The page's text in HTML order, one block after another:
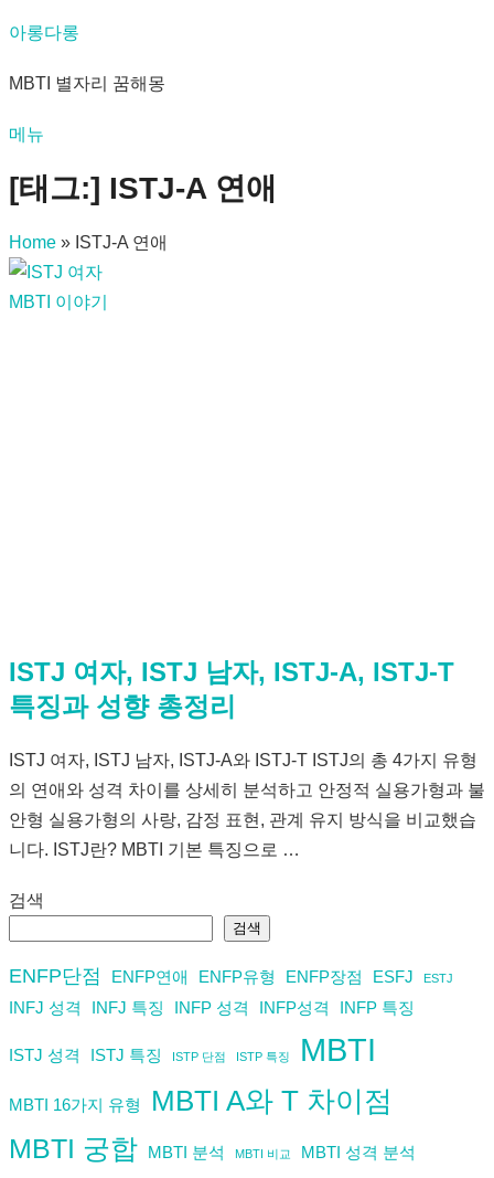
내
으
로
가
기
아롱다롱
MBTI 별자리 꿈해몽
메뉴
[태그:] ISTJ-A 연애
Home » ISTJ-A 연애
MBTI 이야기
ISTJ 여자, ISTJ 남자, ISTJ-A, ISTJ-T
특징과 성향 총정리
ISTJ 여자, ISTJ 남자, ISTJ-A와 ISTJ-T ISTJ의 총 4가지 유형
의 연애와 성격 차이를 상세히 분석하고 안정적 실용가형과 불
안형 실용가형의 사랑, 감정 표현, 관계 유지 방식을 비교했습
니다. ISTJ란? MBTI 기본 특징으로 …
검색
검색
ENFP단점 ENFP연애 ENFP유형 ENFP장점 ESFJ ESTJ
INFJ 성격 INFJ 특징 INFP 성격 INFP성격 INFP 특징
ISTJ 성격 ISTJ 특징 ISTP 단점 ISTP 특징 MBTI
MBTI 16가지 유형 MBTI A와 T 차이점
MBTI 궁합 MBTI 분석 MBTI 비교 MBTI 성격 분석